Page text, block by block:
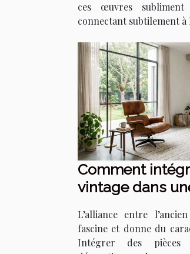
ces œuvres
connectant subtilement à
Comment
vintage dans
L’alliance entre
fascine et donne du
Intégrer des pièces